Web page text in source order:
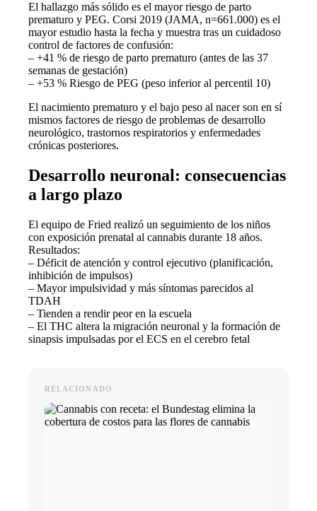
El hallazgo más sólido es el mayor riesgo de parto
prematuro y PEG. Corsi 2019 (JAMA, n=661.000) es el
mayor estudio hasta la fecha y muestra tras un cuidadoso
control de factores de confusión:
– +41 % de riesgo de parto prematuro (antes de las 37
semanas de gestación)
– +53 % Riesgo de PEG (peso inferior al percentil 10)
El nacimiento prematuro y el bajo peso al nacer son en sí
mismos factores de riesgo de problemas de desarrollo
neurológico, trastornos respiratorios y enfermedades
crónicas posteriores.
Desarrollo neuronal: consecuencias
a largo plazo
El equipo de Fried realizó un seguimiento de los niños
con exposición prenatal al cannabis durante 18 años.
Resultados:
– Déficit de atención y control ejecutivo (planificación,
inhibición de impulsos)
– Mayor impulsividad y más síntomas parecidos al
TDAH
– Tienden a rendir peor en la escuela
– El THC altera la migración neuronal y la formación de
sinapsis impulsadas por el ECS en el cerebro fetal
RELACIONADO